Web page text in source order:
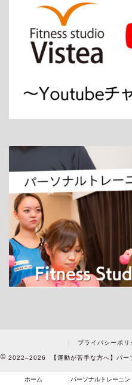
プライバシーポリ
2022–2026 【運動が苦手な方へ】パー
ホーム
パーソナルトレーニン
パー